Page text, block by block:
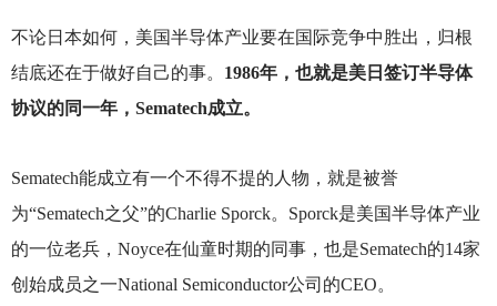
不论日本如何，美国半导体产业要在国际竞争中胜出，归根
结底还在于做好自己的事。 1986年，也就是美日签订半导体
协议的同一年，Sematech成立。
Sematech能成立有一个不得不提的人物，就是被誉
为“Sematech之父”的Charlie Sporck。Sporck是美国半导体产业
的一位老兵，Noyce在仙童时期的同事，也是Sematech的14家
创始成员之一National Semiconductor公司的CEO。